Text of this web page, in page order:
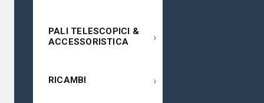
PALI TELESCOPICI &
ACCESSORISTICA
›
RICAMBI ›